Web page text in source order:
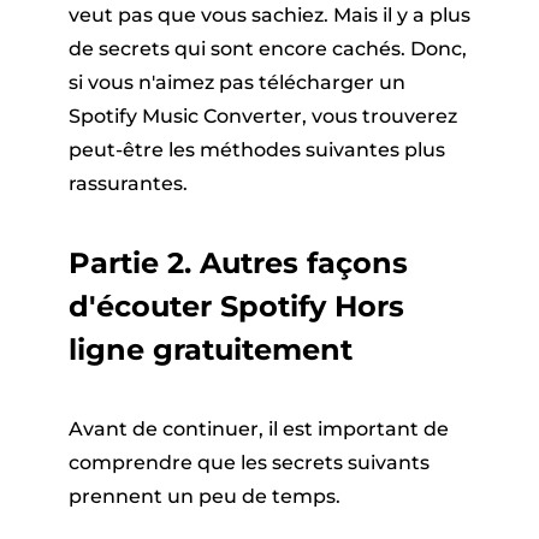
veut pas que vous sachiez. Mais il y a plus
de secrets qui sont encore cachés. Donc,
si vous n'aimez pas télécharger un
Spotify Music Converter, vous trouverez
peut-être les méthodes suivantes plus
rassurantes.
Partie 2. Autres façons
d'écouter Spotify Hors
ligne gratuitement
Avant de continuer, il est important de
comprendre que les secrets suivants
prennent un peu de temps.